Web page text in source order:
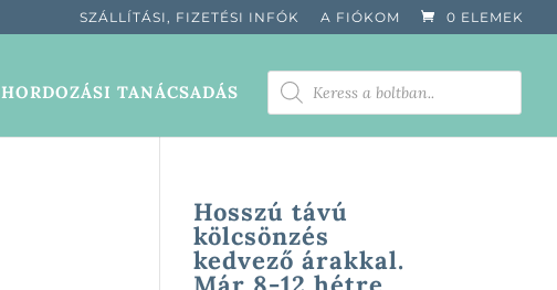
SZÁLLÍTÁSI, FIZETÉSI INFÓK A FIÓKOM 0 ELEMEK
HORDOZÁSI TANÁCSADÁS
PRODUCTS
SEARCH
Hosszú távú
kölcsönzés
kedvező árakkal.